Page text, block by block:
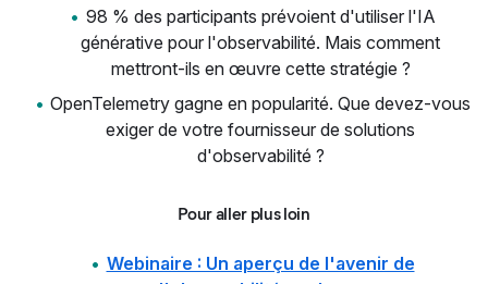
98 % des participants prévoient d'utiliser l'IA
générative pour l'observabilité. Mais comment
mettront-ils en œuvre cette stratégie ?
OpenTelemetry gagne en popularité. Que devez-vous
exiger de votre fournisseur de solutions
d'observabilité ?
Pour aller plus loin
Webinaire : Un aperçu de l'avenir de